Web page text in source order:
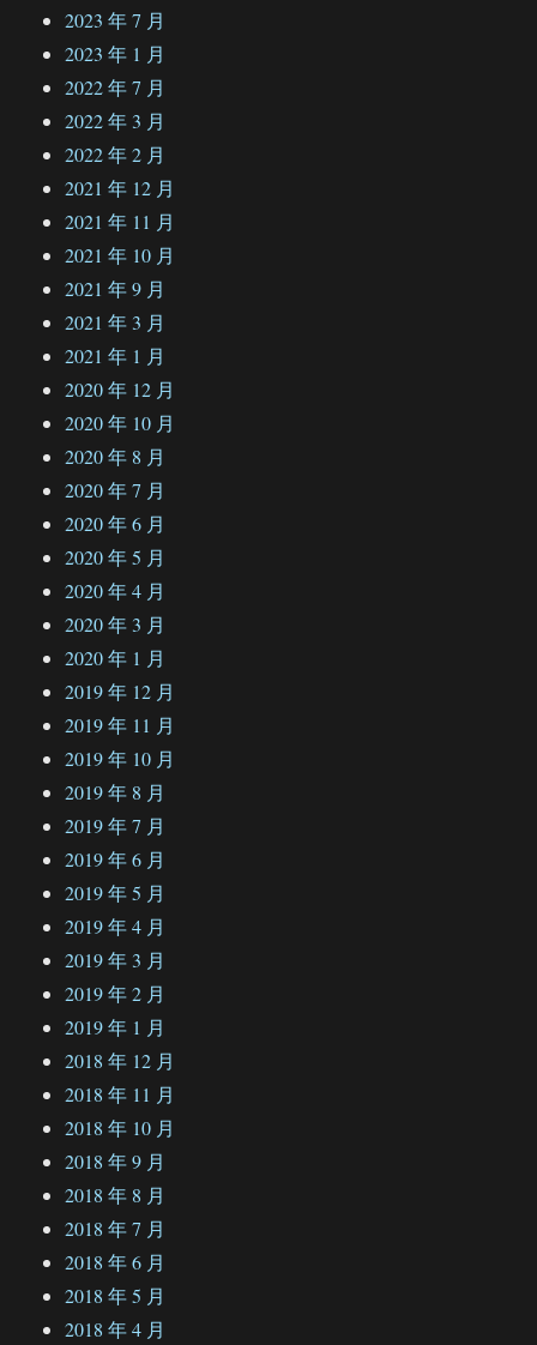
2023 年 7 月
2023 年 1 月
2022 年 7 月
2022 年 3 月
2022 年 2 月
2021 年 12 月
2021 年 11 月
2021 年 10 月
2021 年 9 月
2021 年 3 月
2021 年 1 月
2020 年 12 月
2020 年 10 月
2020 年 8 月
2020 年 7 月
2020 年 6 月
2020 年 5 月
2020 年 4 月
2020 年 3 月
2020 年 1 月
2019 年 12 月
2019 年 11 月
2019 年 10 月
2019 年 8 月
2019 年 7 月
2019 年 6 月
2019 年 5 月
2019 年 4 月
2019 年 3 月
2019 年 2 月
2019 年 1 月
2018 年 12 月
2018 年 11 月
2018 年 10 月
2018 年 9 月
2018 年 8 月
2018 年 7 月
2018 年 6 月
2018 年 5 月
2018 年 4 月